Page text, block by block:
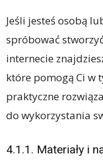
Jeśli jesteś osobą
spróbować
internecie
które pomogą Ci w
praktyczne
do wykorzystania
4.1.1. Materiały i